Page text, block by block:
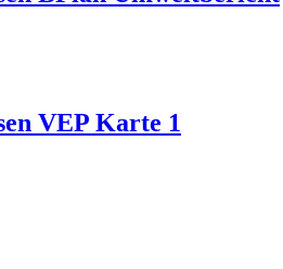
VEP Karte 1